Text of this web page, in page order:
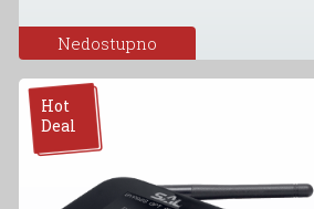
Nedostupno
Hot
Deal